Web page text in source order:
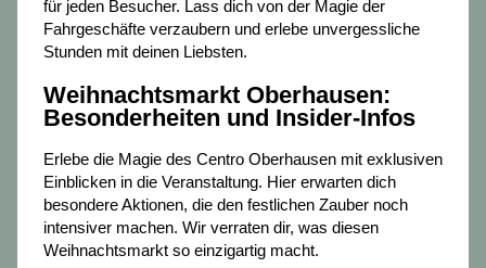
für jeden Besucher. Lass dich von der Magie der
Fahrgeschäfte verzaubern und erlebe unvergessliche
Stunden mit deinen Liebsten.
Weihnachtsmarkt Oberhausen:
Besonderheiten und Insider-Infos
Erlebe die Magie des Centro Oberhausen mit exklusiven
Einblicken in die Veranstaltung. Hier erwarten dich
besondere Aktionen, die den festlichen Zauber noch
intensiver machen. Wir verraten dir, was diesen
Weihnachtsmarkt so einzigartig macht.